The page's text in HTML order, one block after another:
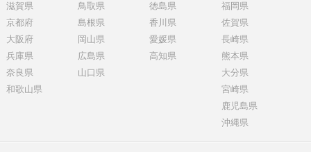
滋賀県
京都府
大阪府
兵庫県
奈良県
和歌山県
鳥取県
島根県
岡山県
広島県
山口県
徳島県
香川県
愛媛県
高知県
福岡県
佐賀県
長崎県
熊本県
大分県
宮崎県
鹿児島県
沖縄県